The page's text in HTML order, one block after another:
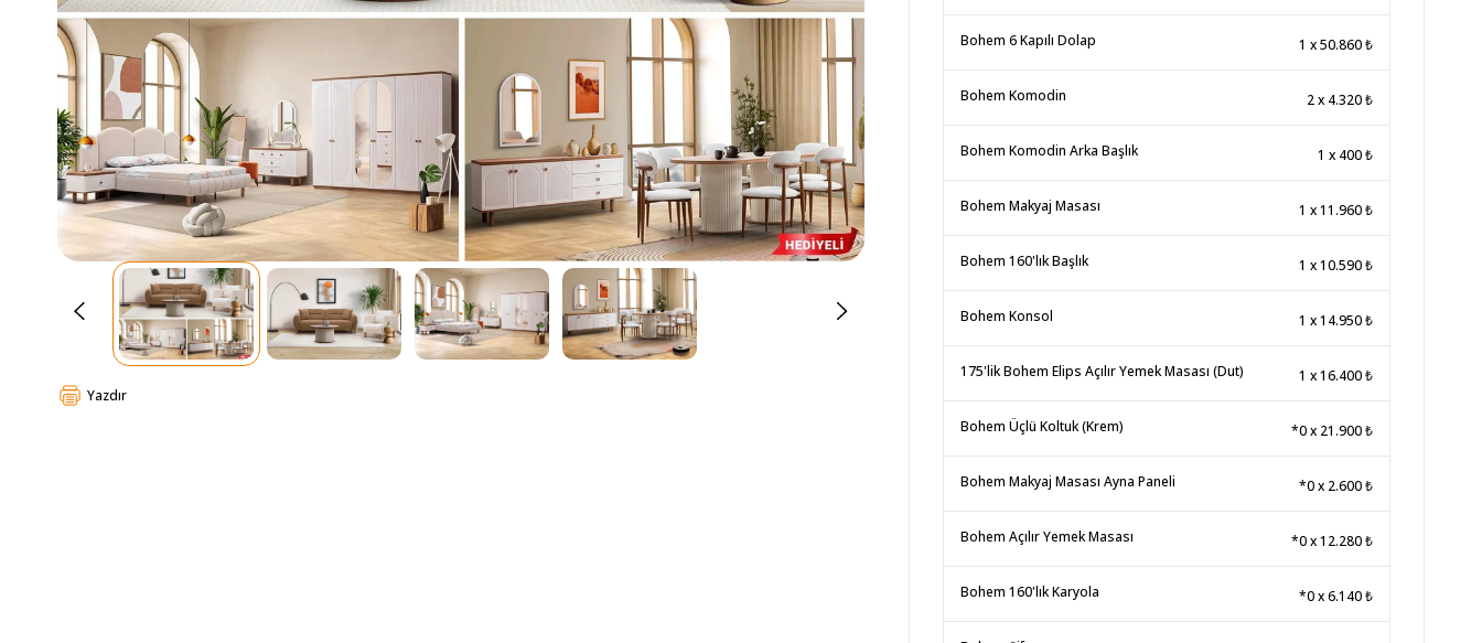
Yazdır
Bohem 6 Kapılı Dolap 1 x50.860 ₺
Bohem Komodin 2x 4.320 ₺
Bohem Komodin Arka Başlık 1 x 400 ₺
Bohem Makyaj Masası 1 x11.960 ₺
Bohem 160'lık Başlık 1 x10.590 ₺
Bohem Konsol 1 x14.950 ₺
175'lik Bohem Elips Açılır Yemek Masası (Dut) 1 x16.400 ₺
Bohem Üçlü Koltuk (Krem) *0x 21.900 ₺
Bohem Makyaj Masası Ayna Paneli *0x 2.600 ₺
Bohem Açılır Yemek Masası *0x12.280 ₺
Bohem 160'lık Karyola *0x6.140 ₺